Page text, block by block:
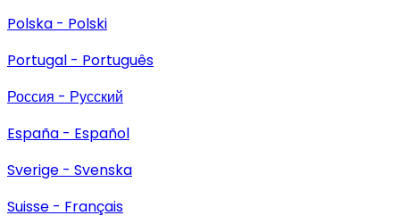
Polska - Polski
Portugal - Português
Россия - Русский
España - Español
Sverige - Svenska
Suisse - Français